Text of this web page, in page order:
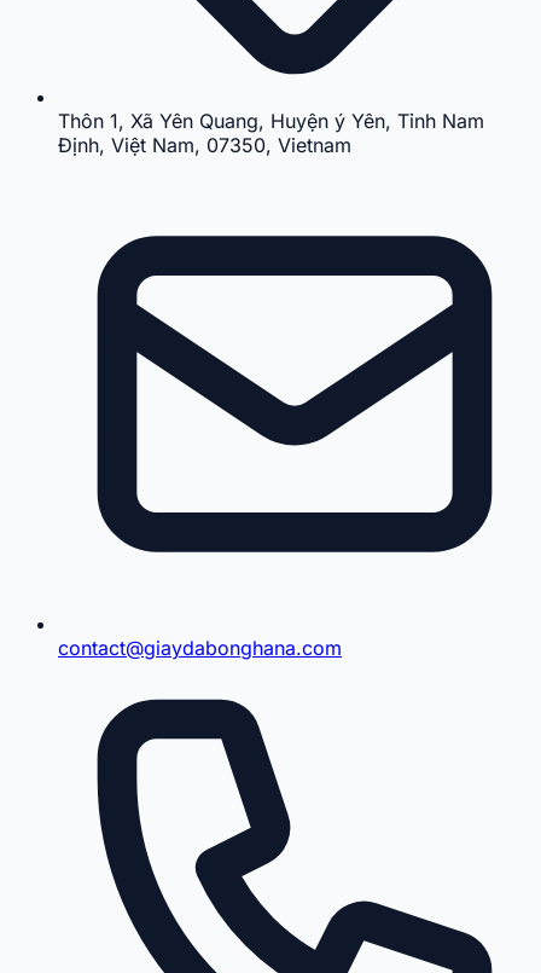
Thôn 1, Xã Yên Quang, Huyện ý Yên, Tỉnh Nam
Định, Việt Nam, 07350, Vietnam
contact@giaydabonghana.com